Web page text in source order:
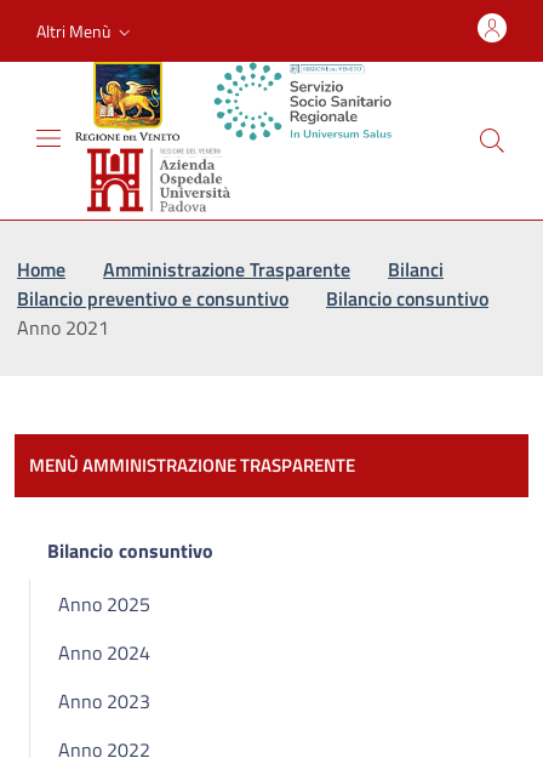
Altri Menù
Home Amministrazione Trasparente
Bilanci
Bilancio preventivo e consuntivo
Bilancio consuntivo
Anno 2021
MENÙ AMMINISTRAZIONE TRASPARENTE
Bilancio consuntivo
Anno 2025
Anno 2024
Anno 2023
Anno 2022